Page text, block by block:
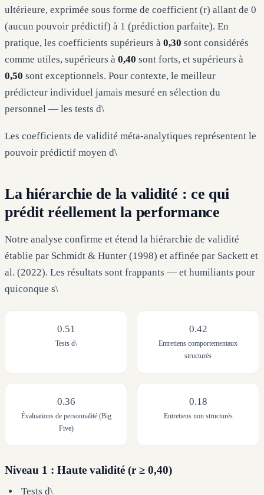
ultérieure, exprimée sous forme de coefficient (r) allant de 0
(aucun pouvoir prédictif) à 1 (prédiction parfaite). En
pratique, les coefficients supérieurs à 0,30 sont considérés
comme utiles, supérieurs à 0,40 sont forts, et supérieurs à
0,50 sont exceptionnels. Pour contexte, le meilleur
prédicteur individuel jamais mesuré en sélection du
personnel — les tests d\
Les coefficients de validité méta-analytiques représentent le
pouvoir prédictif moyen d\
La hiérarchie de la validité : ce qui
prédit réellement la performance
Notre analyse confirme et étend la hiérarchie de validité
établie par Schmidt & Hunter (1998) et affinée par Sackett et
al. (2022). Les résultats sont frappants — et humiliants pour
quiconque s\
0.51
Tests d\
0.42
Entretiens comportementaux
structurés
0.36
Évaluations de personnalité (Big
Five)
0.18
Entretiens non structurés
Niveau 1 : Haute validité (r ≥ 0,40)
Tests d\